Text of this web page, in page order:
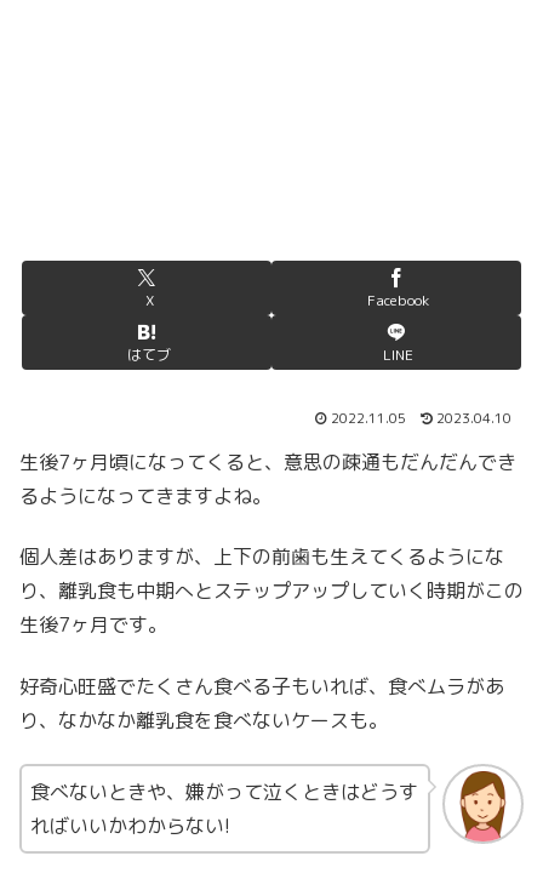
X Facebook
はてブ LINE
2022.11.05 2023.04.10
生後7ヶ月頃になってくると、意思の疎通もだんだんでき
るようになってきますよね。
個人差はありますが、上下の前歯も生えてくるようにな
り、離乳食も中期へとステップアップしていく時期がこの
生後7ヶ月です。
好奇心旺盛でたくさん食べる子もいれば、食べムラがあ
り、なかなか離乳食を食べないケースも。
食べないときや、嫌がって泣くときはどうす
ればいいかわからない!